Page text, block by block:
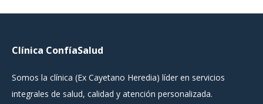
Clínica ConfíaSalud
Somos la clínica (Ex Cayetano Heredia) líder en servicios
integrales de salud, calidad y atención personalizada.